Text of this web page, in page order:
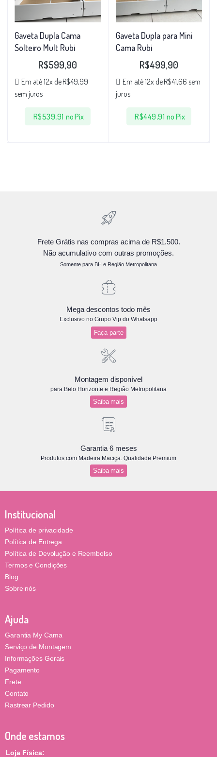
Gaveta Dupla Cama
Solteiro Mult Rubi
R$599,90
Em até 12x deR$49,99
sem juros
R$539,91 no Pix
Gaveta Dupla para Mini
Cama Rubi
R$499,90
Em até 12x deR$41,66
juros
R$449,91 no Pix
Frete Grátis nas compras acima de R$1.500.
Não acumulativo com outras promoções.
Somente para BH e Região Metropolitana
Mega descontos todo mês
Exclusivo no Grupo Vip do Whatsapp
Faça parte
Montagem disponível
para Belo Horizonte e Região Metropolitana
Saiba mais
Garantia 6 meses
Produtos com Madeira Maciça. Qualidade Premium
Saiba mais
Institucional
Política de privacidade
Política de Entrega
Política de Devolução e Reembolso
Termos e Condições
Blog
Sobre nós
Ajuda
Garantia My Cama
Serviço de Montagem
Informações Gerais
Pagamento
Frete
Contato
Rastrear Pedido
Onde estamos
Loja Física: